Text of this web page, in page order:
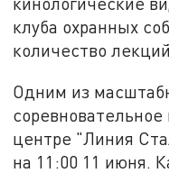
клуба охранных
количество
Одним из
центре "Линия
на 11:00 11 июня.